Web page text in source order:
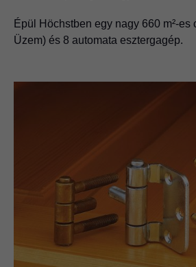
Épül Höchstben egy nagy 660 m²-es
Üzem) és 8 automata esztergagép.